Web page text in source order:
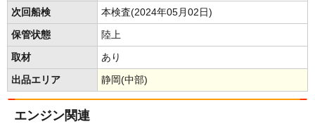
次回船検 本検査(2024年05月02日)
保管状態 陸上
取材 あり
出品エリア 静岡(中部)
エンジン関連